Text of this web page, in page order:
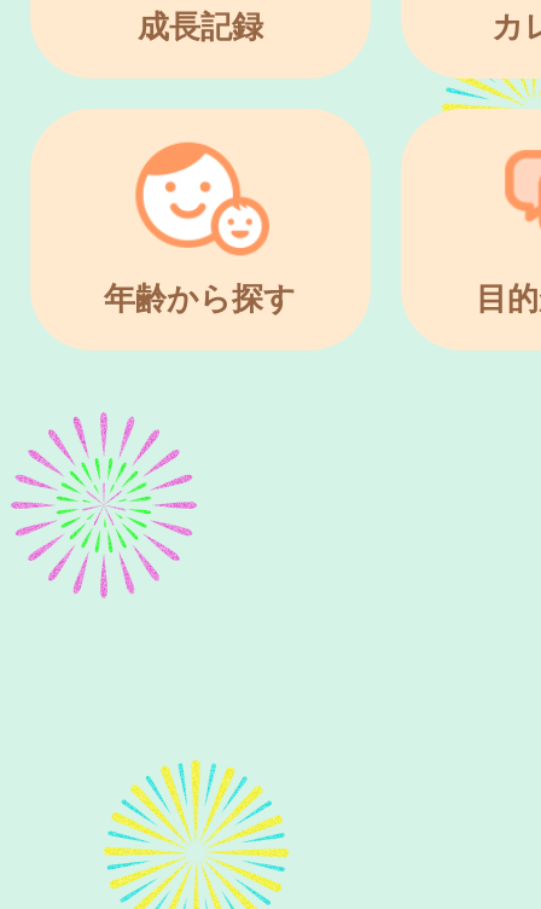
成長記録 カ
年齢から探す 目